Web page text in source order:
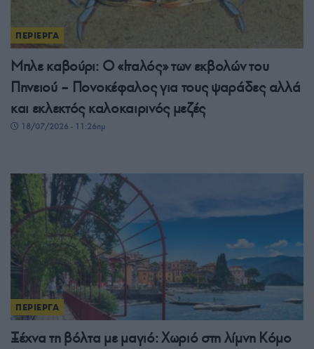
ΠΕΡΙΕΡΓΑ
Μπλε καβούρι: Ο «Ιταλός» των εκβολών του
Πηνειού – Πονοκέφαλος για τους ψαράδες αλλά
και εκλεκτός καλοκαιρινός μεζές
18/07/2026 - 11:26πμ
ΠΕΡΙΕΡΓΑ
Ξέχνα τη βόλτα με μαγιό: Χωριό στη λίμνη Κόμο